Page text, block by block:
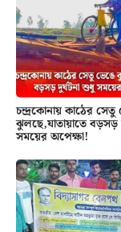
চন্দ্রকোনায় কাঠের সেতু
ঝুলছে,যাতায়াতে বড়সড়
সময়ের অপেক্ষা!